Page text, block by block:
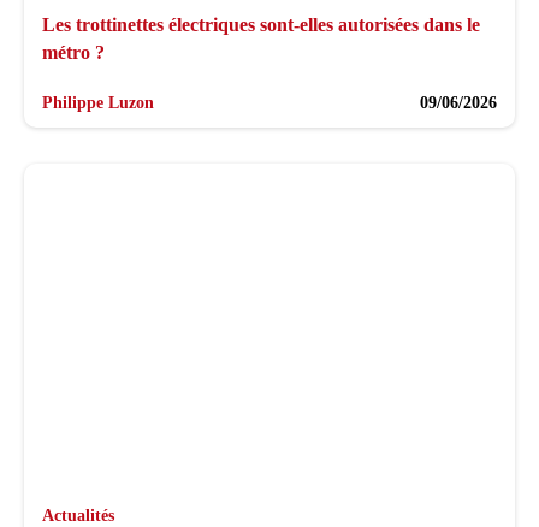
Les trottinettes électriques sont-elles autorisées dans le
métro ?
Philippe Luzon 09/06/2026
Actualités